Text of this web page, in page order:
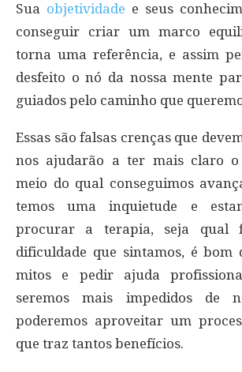
Sua objetividade e seus
conseguir criar um marco
torna uma referência, e assim
desfeito o nó da nossa mente
guiados pelo caminho que
Essas são falsas crenças que
nos ajudarão a ter mais claro
meio do qual conseguimos
temos uma inquietude e
procurar a terapia, seja
dificuldade que sintamos, é bom
mitos e pedir ajuda
seremos mais impedidos de
poderemos aproveitar um
que traz tantos benefícios.